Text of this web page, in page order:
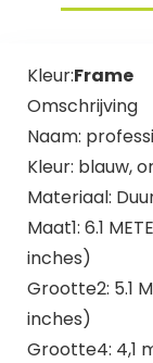
Kleur:Frame
Omschrijving
Naam:
Kleur: blauw,
Materiaal:
Maat1: 6.1
inches)
Grootte2: 5.1
inches)
Grootte4: 4,1